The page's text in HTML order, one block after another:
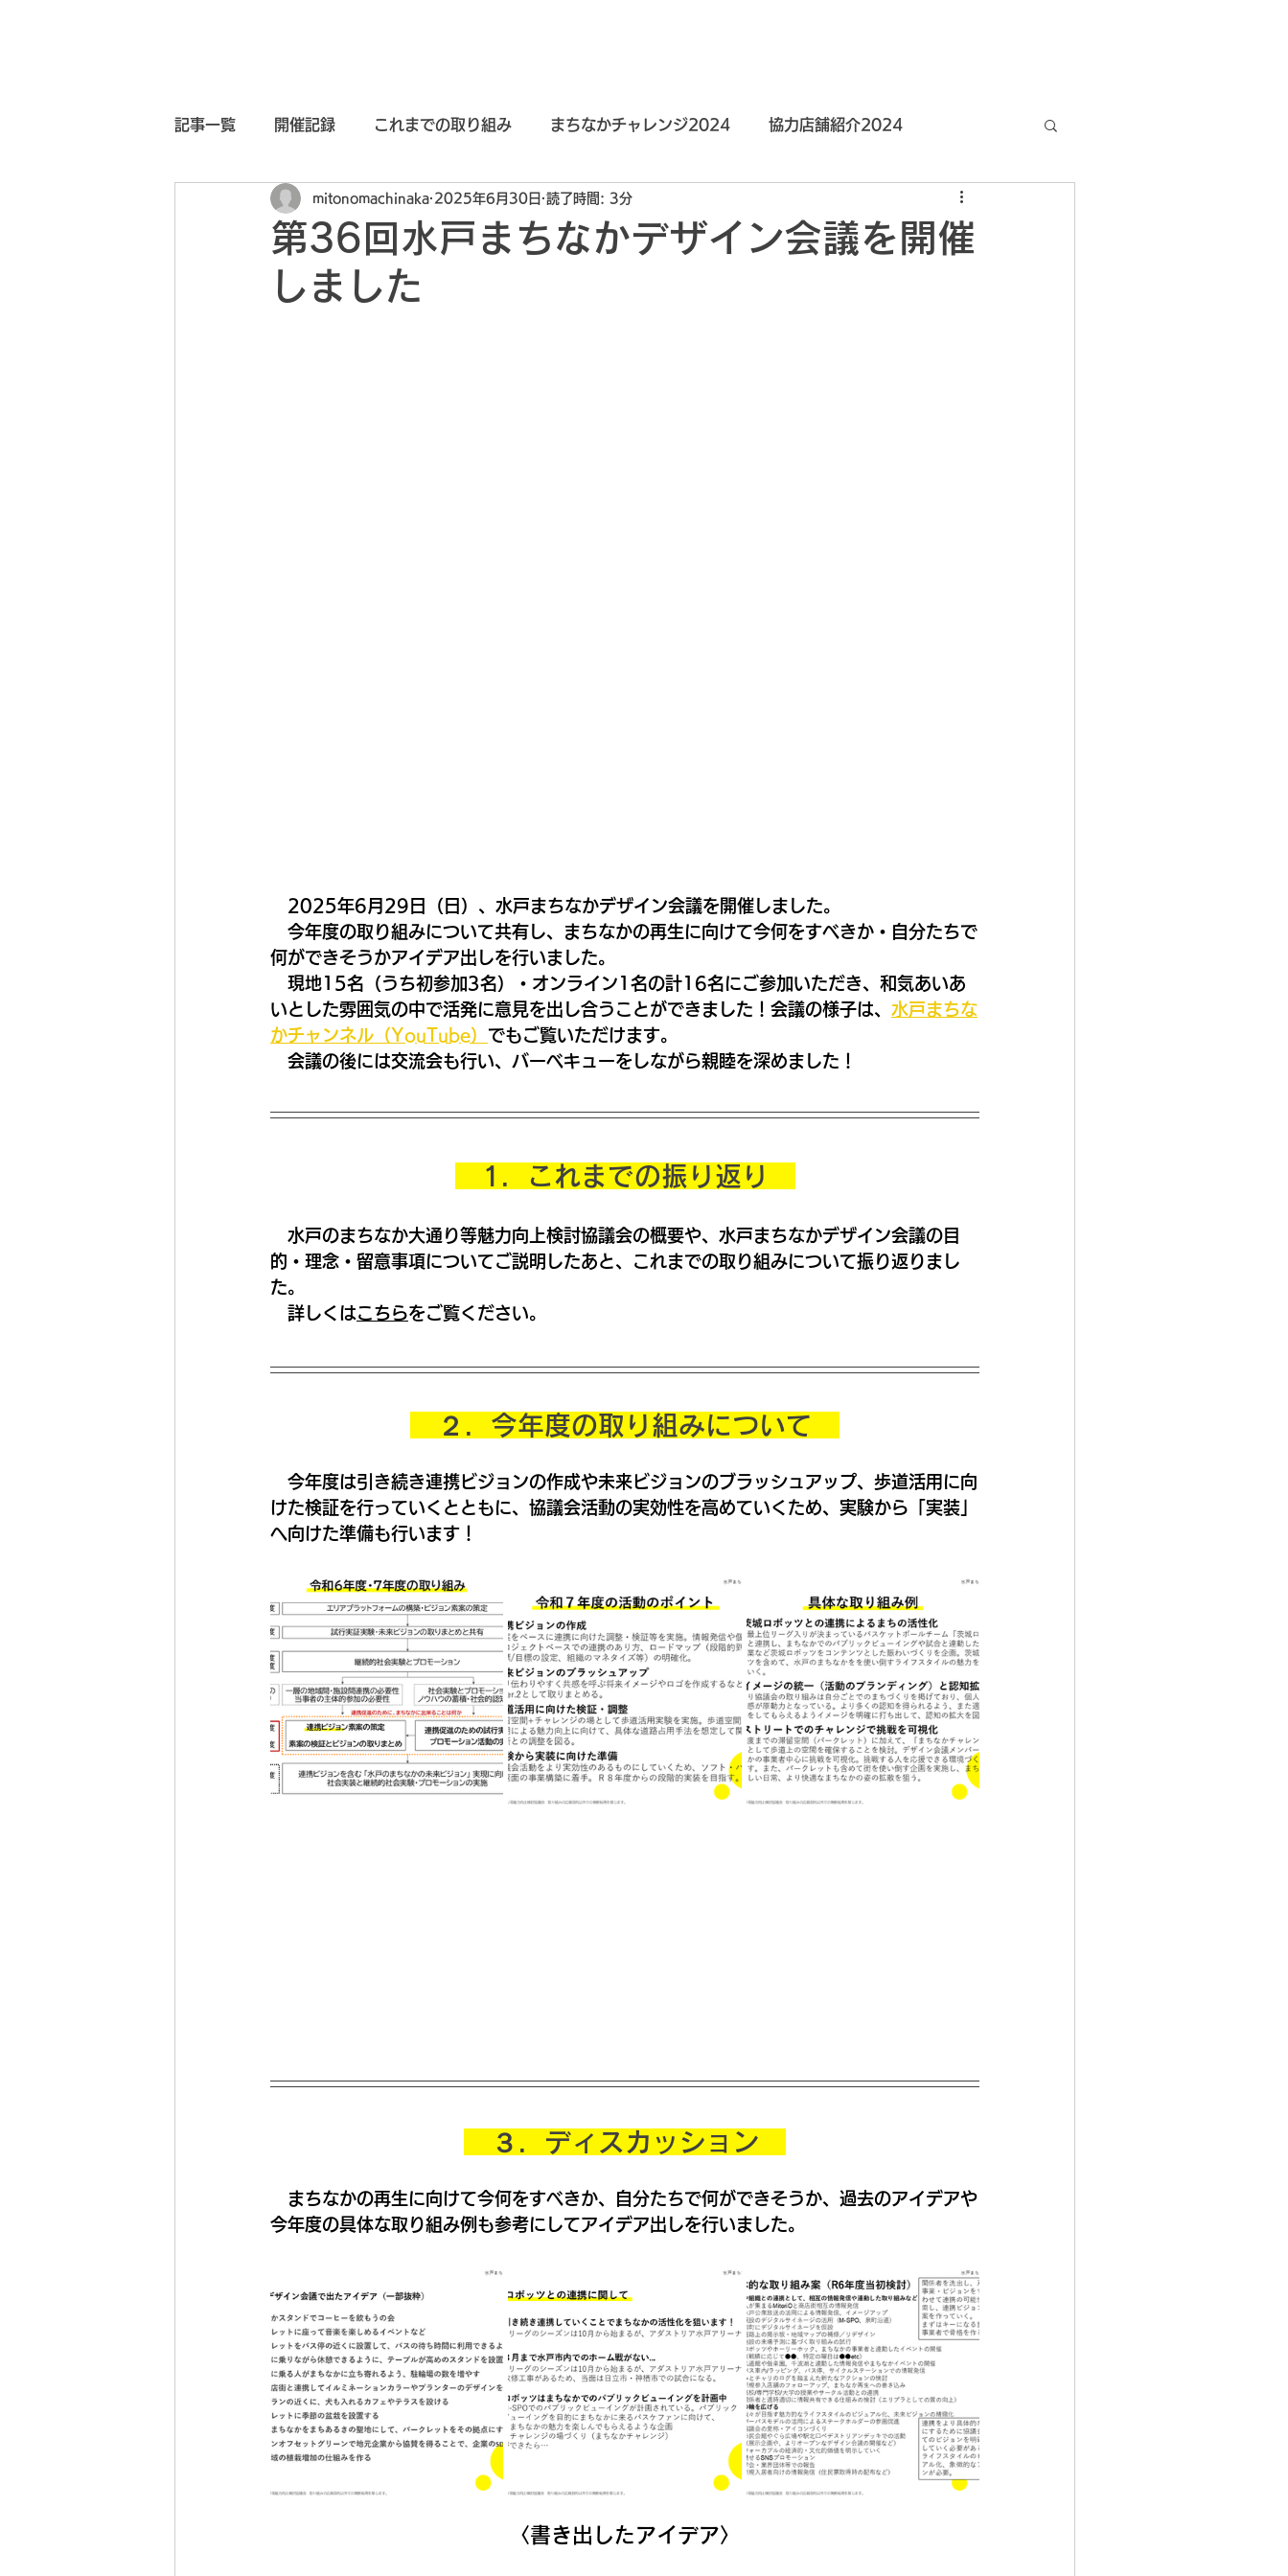
記事一覧 開催記録 これまでの取り組み まちなかチャレンジ2024 協力店舗紹介2024
まちなかチャレンジ2023 まちなかチャレンジ2021
水戸まちなか
第36回水戸まちなかデザイン会議を開催
しました
mitonomachinaka 2025年6月30日 読了時間: 3分
2025年6月29日（日）、水戸まちなかデザイン会議を開催しました。
今年度の取り組みについて共有し、まちなかの再生に向けて今何をすべきか・自分たちで
何ができそうかアイデア出しを行いました。
現地15名（うち初参加3名）・オンライン1名の計16名にご参加いただき、和気あいあ
いとした雰囲気の中で活発に意見を出し合うことができました！ 会議の様子は、 水戸まちな
かチャンネル（YouTube） でもご覧いただけます。
会議の後には交流会も行い、バーベキューをしながら親睦を深めました！
1．これまでの振り返り
水戸のまちなか大通り等魅力向上検討協議会の概要や、水戸まちなかデザイン会議の目
的・理念・留意事項についてご説明したあと、これまでの取り組みについて振り返りまし
た。
詳しくはこちらをご覧ください。
２．今年度の取り組みについて
今年度は引き続き連携ビジョンの作成や未来ビジョンのブラッシュアップ、歩道活用に向
けた検証を行っていくとともに、協議会活動の実効性を高めていくため、実験から「実装」
へ向けた準備も行います！
３．ディスカッション
まちなかの再生に向けて今何をすべきか、自分たちで何ができそうか、過去のアイデアや
今年度の具体な取り組み例も参考にしてアイデア出しを行いました。
〈書き出したアイデア〉